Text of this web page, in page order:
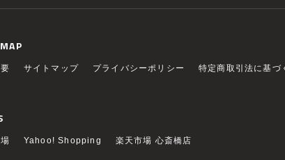
サイトマップ プライバシーポリシー 特定商取引法に基づ
Yahoo! Shopping 楽天市場 心斎橋店